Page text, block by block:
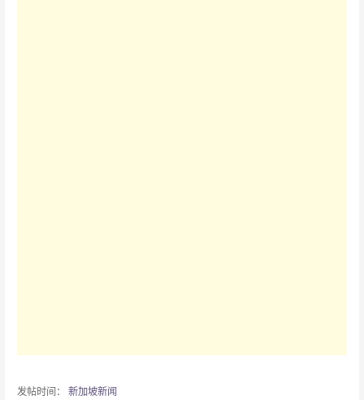
发帖时间： 新加坡新闻